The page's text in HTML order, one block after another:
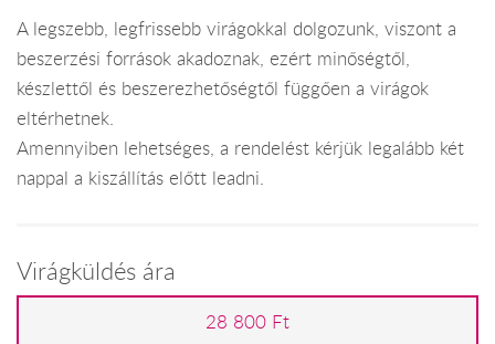
A legszebb, legfrissebb virágokkal dolgozunk, viszont a
beszerzési források akadoznak, ezért minőségtől,
készlettől és beszerezhetőségtől függően a virágok
eltérhetnek.
Amennyiben lehetséges, a rendelést kérjük legalább két
nappal a kiszállítás előtt leadni.
Virágküldés ára
28 800 Ft